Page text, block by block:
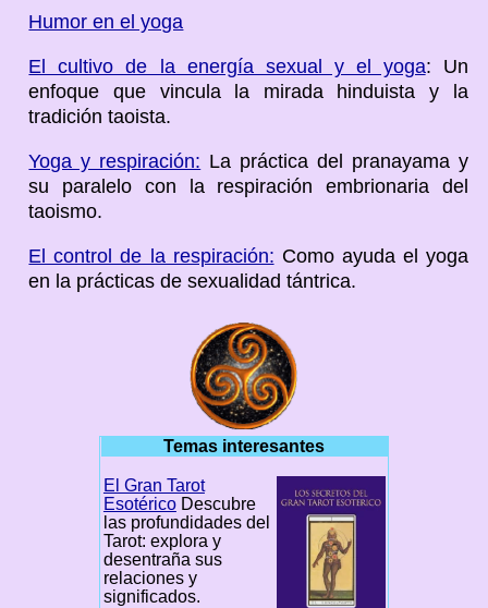
Humor en el yoga
El cultivo de la energía sexual y el yoga: Un
enfoque que vincula la mirada hinduista y la
tradición taoista.
Yoga y respiración: La práctica del pranayama y
su paralelo con la respiración embrionaria del
taoismo.
El control de la respiración: Como ayuda el yoga
en la prácticas de sexualidad tántrica.
Temas interesantes
El Gran Tarot
EsotéricoDescubre
las profundidades del
Tarot: explora y
desentraña sus
relaciones y
significados.